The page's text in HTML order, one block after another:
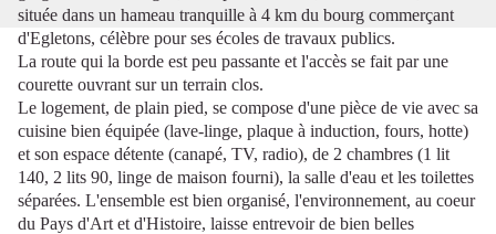
située dans un hameau tranquille à 4 km du bourg commerçant
d'Egletons, célèbre pour ses écoles de travaux publics.
La route qui la borde est peu passante et l'accès se fait par une
courette ouvrant sur un terrain clos.
Le logement, de plain pied, se compose d'une pièce de vie avec sa
cuisine bien équipée (lave-linge, plaque à induction, fours, hotte)
et son espace détente (canapé, TV, radio), de 2 chambres (1 lit
140, 2 lits 90, linge de maison fourni), la salle d'eau et les toilettes
séparées. L'ensemble est bien organisé, l'environnement, au coeur
du Pays d'Art et d'Histoire, laisse entrevoir de bien belles